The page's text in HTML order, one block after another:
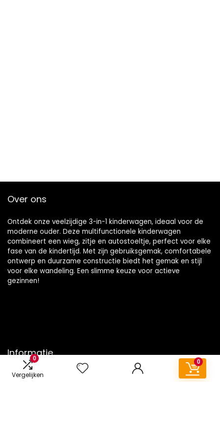
0
Vergelijken
0
Over ons
Ontdek onze veelzijdige 3-in-1 kinderwagen, ideaal voor de
moderne ouder. Deze multifunctionele kinderwagen
combineert een wieg, zitje en autostoeltje, perfect voor elke
fase van de kindertijd. Met zijn gebruiksgemak, comfortabele
ontwerp en duurzame constructie biedt het gemak en stijl
voor elke wandeling. Een slimme keuze voor actieve
gezinnen!
Informatie
Contact